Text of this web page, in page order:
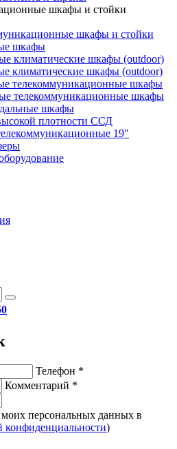
шкафы и стойки
шкафы и стойки
шкафы
климатические шкафы (outdoor)
климатические шкафы (outdoor)
телекоммуникационные шкафы
телекоммуникационные шкафы
шкафы
плотности ССД
19"
Телефон *
Комментарий *
моих персональных данных в
конфиденциальности)